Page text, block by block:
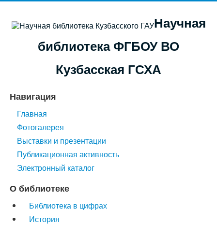
Научная
библиотека ФГБОУ ВО
Кузбасская ГСХА
Навигация
Главная
Фотогалерея
Выставки и презентации
Публикационная активность
Электронный каталог
О библиотеке
Библиотека в цифрах
История